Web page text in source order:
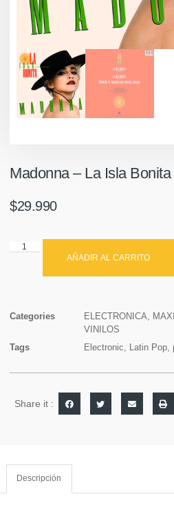
Madonna – La Isla
$29.990
AÑADIR AL CARRITO
Categories ELECTRONICA
VINILOS
Tags
Electronic Latin Pop
Share it :
Descripción